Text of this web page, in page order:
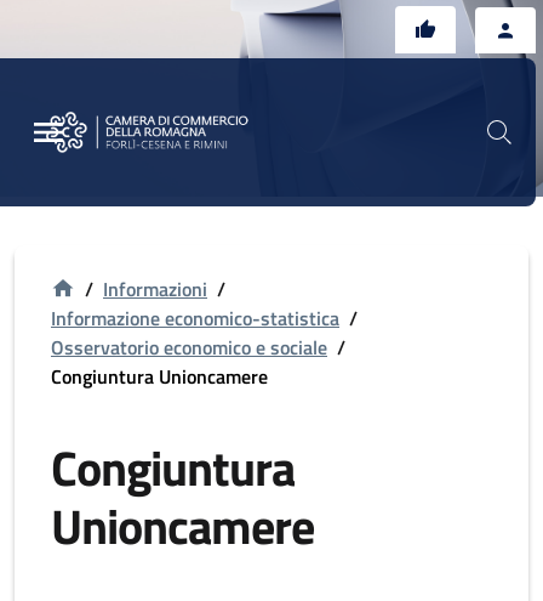
/ Informazioni /
Informazione economico-statistica /
Osservatorio economico e sociale /
Congiuntura Unioncamere
Congiuntura
Unioncamere